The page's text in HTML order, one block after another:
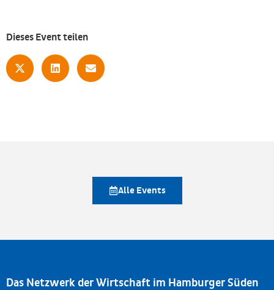
Dieses Event teilen
Alle Events
Das Netzwerk der Wirtschaft im Hamburger Süden